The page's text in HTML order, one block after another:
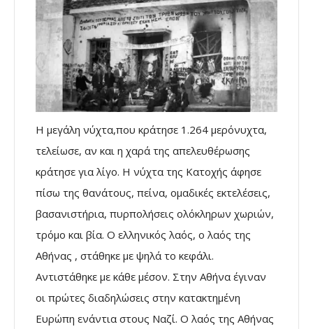
Η μεγάλη νύχτα,που κράτησε 1.264 μερόνυχτα,
τελείωσε, αν και η χαρά της απελευθέρωσης
κράτησε για λίγο. Η νύχτα της Κατοχής άφησε
πίσω της θανάτους, πείνα, ομαδικές εκτελέσεις,
βασανιστήρια, πυρπολήσεις ολόκληρων χωριών,
τρόμο και βία. Ο ελληνικός λαός, ο λαός της
Αθήνας , στάθηκε με ψηλά το κεφάλι.
Αντιστάθηκε με κάθε μέσον. Στην Αθήνα έγιναν
οι πρώτες διαδηλώσεις στην κατακτημένη
Ευρώπη ενάντια στους Ναζί. Ο λαός της Αθήνας